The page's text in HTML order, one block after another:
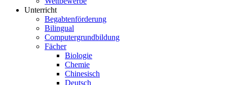
Unterricht
Begabtenförderung
Bilingual
Computergrundbildung
Fächer
Biologie
Chemie
Chinesisch
Deutsch